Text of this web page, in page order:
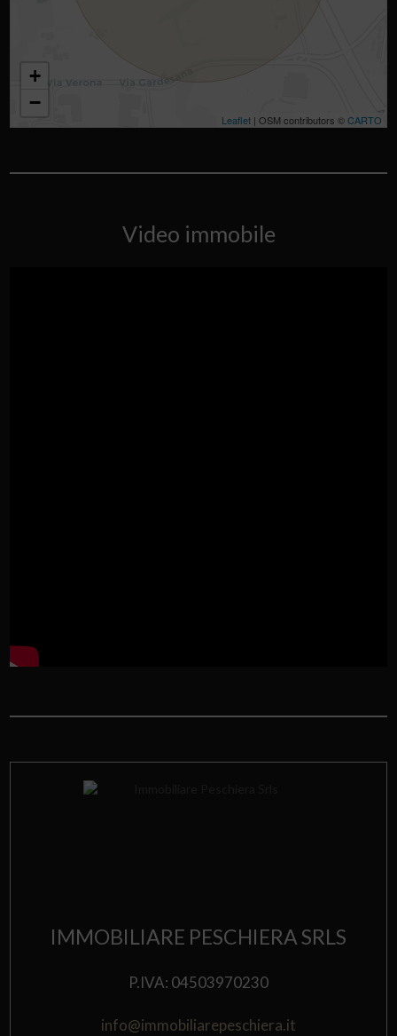
+
−
Leaflet| OSM contributors ©CARTO
Video immobile
IMMOBILIARE PESCHIERA SRLS
P.IVA: 04503970230
info@immobiliarepeschiera.it